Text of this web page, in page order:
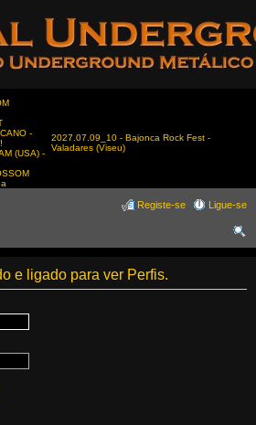
-
(USA) -
2027.07.09_10 - Bajonca Rock Fest -
Valadares (Viseu)
Ligue-se
Registe-se
e ligado para ver Perfis.